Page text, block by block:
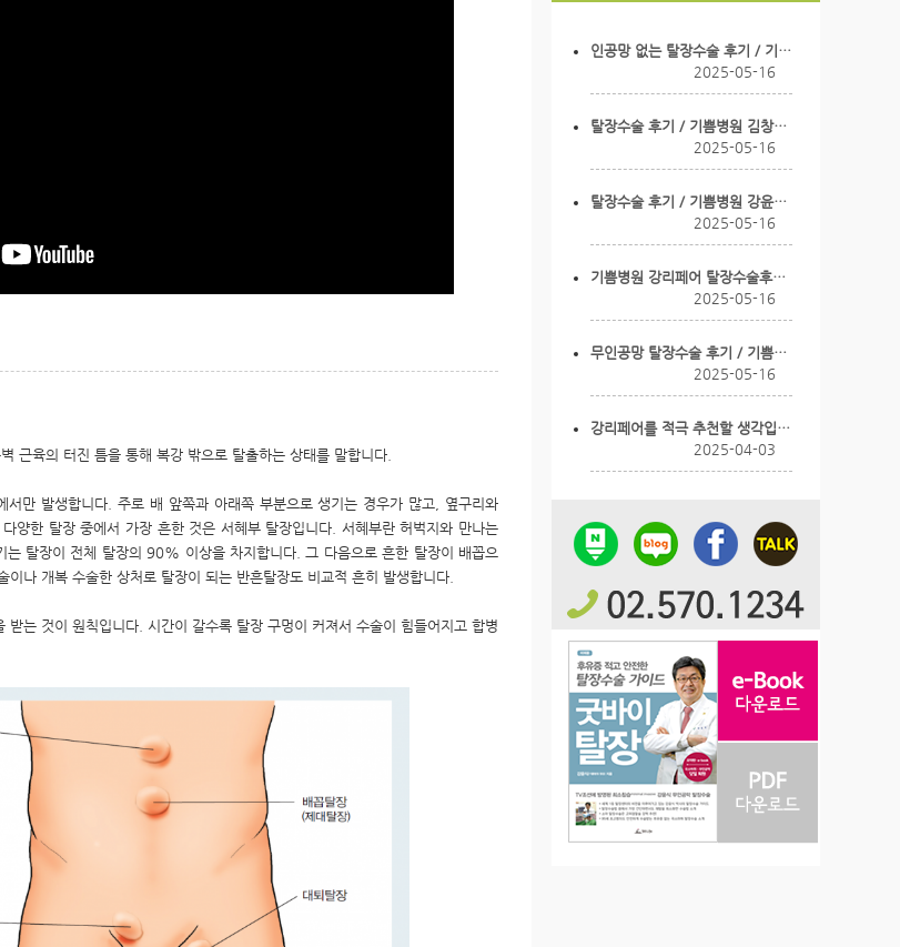
근육의 터진 틈을 통해 복강 밖으로 탈출하는 상태를 말합니다.
서만 발생합니다. 주로 배 앞쪽과 아래쪽 부분으로 생기는 경우가 많고, 옆구리와
양한 탈장 중에서 가장 흔한 것은 서혜부 탈장입니다. 서혜부란 허벅지와 만나는
는 탈장이 전체 탈장의 90% 이상을 차지합니다. 그 다음으로 흔한 탈장이 배꼽으
이나 개복 수술한 상처로 탈장이 되는 반흔탈장도 비교적 흔히 발생합니다.
받는 것이 원칙입니다. 시간이 갈수록 탈장 구멍이 커져서 수술이 힘들어지고 합병
인공망 없는 탈장수술 후기 / 기쁨병원 강윤식 병원장님
2025-05-16
탈장수술 후기 / 기쁨병원 김창균 선생님
2025-05-16
탈장수술 후기 / 기쁨병원 강윤식 병원장님
2025-05-16
기쁨병원 강리페어 탈장수술후기 / 기쁨병원 하광일 선생…
2025-05-16
무인공망 탈장수술 후기 / 기쁨병원 강윤식 병원장님
2025-05-16
강리페어를 적극 추천할 생각입니다
2025-04-03